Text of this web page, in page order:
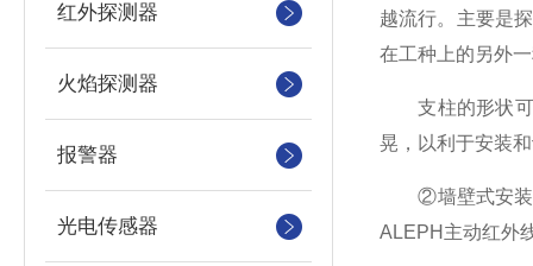
红外探测器
火焰探测器
报警器
光电传感器
越流行。主要是
在工种上的另外
支柱的形状可
晃，以利于安装
②墙壁式安装：
ALEPH主动红外